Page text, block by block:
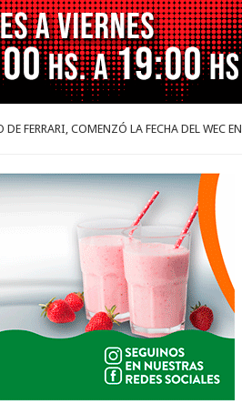
FERRARI, COMENZÓ LA FECHA DEL WEC EN